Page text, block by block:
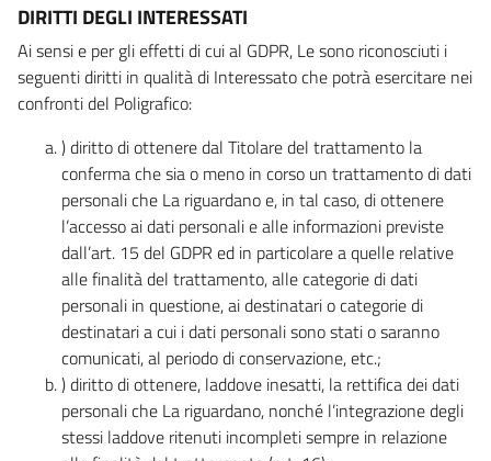
DIRITTI DEGLI INTERESSATI
Ai sensi e per gli effetti di cui al GDPR, Le sono riconosciuti i
seguenti diritti in qualità di Interessato che potrà esercitare nei
confronti del Poligrafico:
) diritto di ottenere dal Titolare del trattamento la
conferma che sia o meno in corso un trattamento di dati
personali che La riguardano e, in tal caso, di ottenere
l’accesso ai dati personali e alle informazioni previste
dall’art. 15 del GDPR ed in particolare a quelle relative
alle finalità del trattamento, alle categorie di dati
personali in questione, ai destinatari o categorie di
destinatari a cui i dati personali sono stati o saranno
comunicati, al periodo di conservazione, etc.;
) diritto di ottenere, laddove inesatti, la rettifica dei dati
personali che La riguardano, nonché l’integrazione degli
stessi laddove ritenuti incompleti sempre in relazione